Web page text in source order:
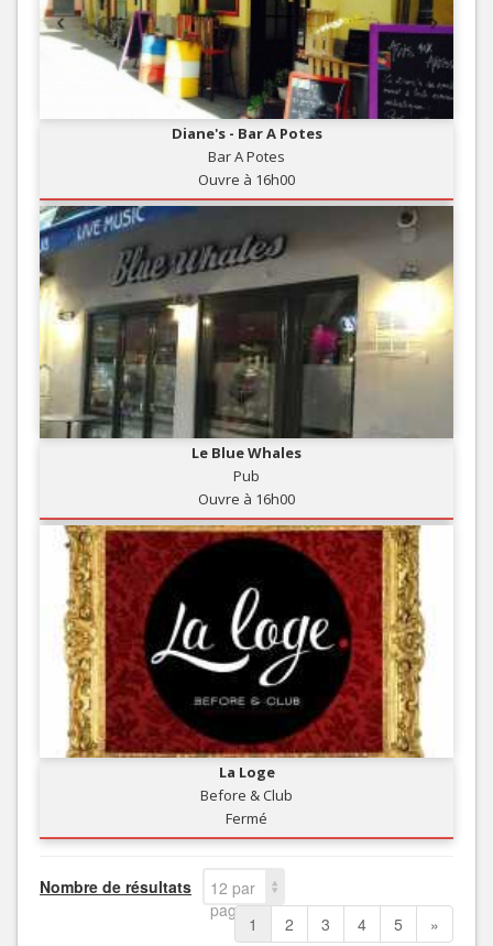
Diane's - Bar A Potes
Bar A Potes
Ouvre à 16h00
Le Blue Whales
Pub
Ouvre à 16h00
La Loge
Before & Club
Fermé
Nombre de résultats
12 par
page
1 2 3 4 5 »